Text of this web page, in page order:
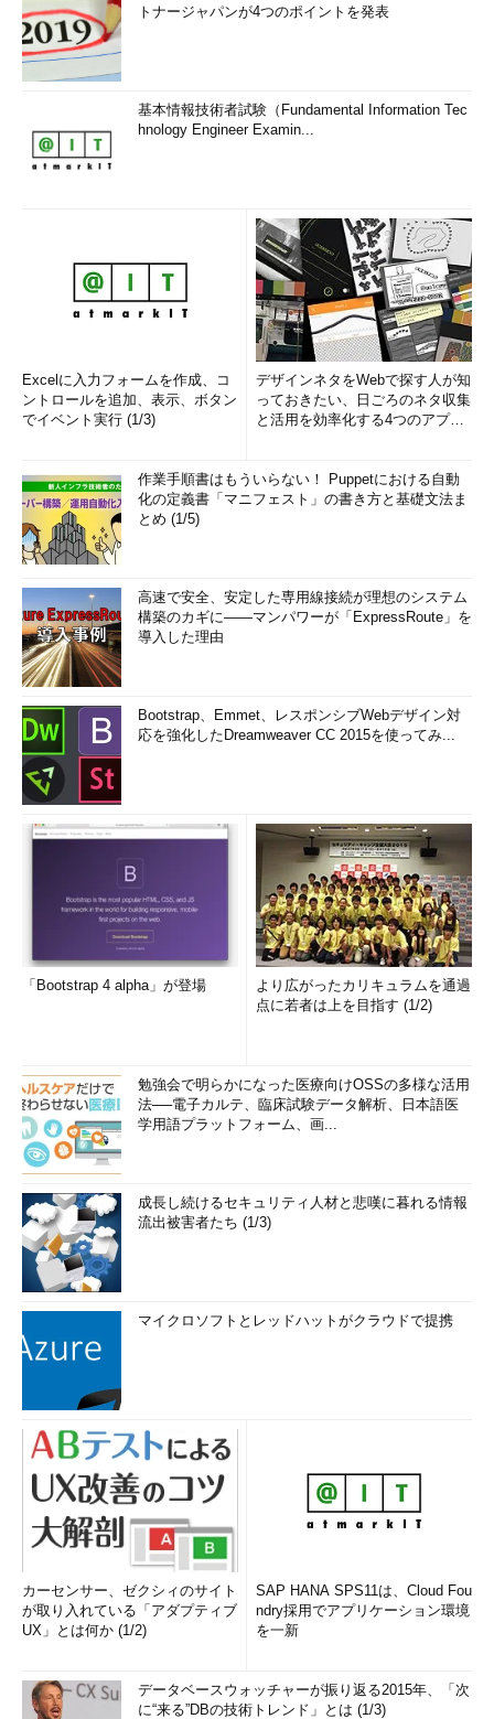
トナージャパンが4つのポイントを発表
基本情報技術者試験（Fundamental Information Tec
hnology Engineer Examin...
Excelに入力フォームを作成、コ
ントロールを追加、表示、ボタン
でイベント実行 (1/3)
デザインネタをWebで探す人が知
っておきたい、日ごろのネタ収集
と活用を効率化する4つのアプリ
作業手順書はもういらない！ Puppetにおける自動
化の定義書「マニフェスト」の書き方と基礎文法ま
とめ (1/5)
高速で安全、安定した専用線接続が理想のシステム
構築のカギに――マンパワーが「ExpressRoute」を
導入した理由
Bootstrap、Emmet、レスポンシブWebデザイン対
応を強化したDreamweaver CC 2015を使ってみ...
「Bootstrap 4 alpha」が登場
より広がったカリキュラムを通過
点に若者は上を目指す (1/2)
勉強会で明らかになった医療向けOSSの多様な活用
法──電子カルテ、臨床試験データ解析、日本語医
学用語プラットフォーム、画...
成長し続けるセキュリティ人材と悲嘆に暮れる情報
流出被害者たち (1/3)
マイクロソフトとレッドハットがクラウドで提携
カーセンサー、ゼクシィのサイト
が取り入れている「アダプティブ
UX」とは何か (1/2)
SAP HANA SPS11は、Cloud Fou
ndry採用でアプリケーション環境
を一新
データベースウォッチャーが振り返る2015年、「次
に“来る”DBの技術トレンド」とは (1/3)